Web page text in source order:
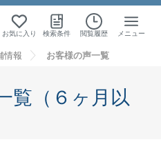
お気に入り 検索条件 閲覧履歴 メニュー
情報 お客様の声一覧
覧（６ヶ月以